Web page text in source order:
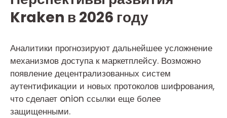
Kraken в 2026 году
Аналитики прогнозируют дальнейшее усложнение
механизмов доступа к маркетплейсу. Возможно
появление децентрализованных систем
аутентификации и новых протоколов шифрования,
что сделает onion ссылки еще более
защищенными.